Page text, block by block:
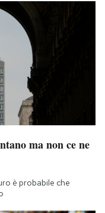
ma non ce ne
è probabile che